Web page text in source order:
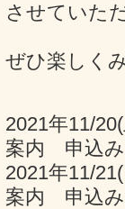
させていた
ぜひ楽しく
2021年11/
案内 申込
2021年11/
案内 申込